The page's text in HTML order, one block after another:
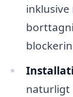
naturligt